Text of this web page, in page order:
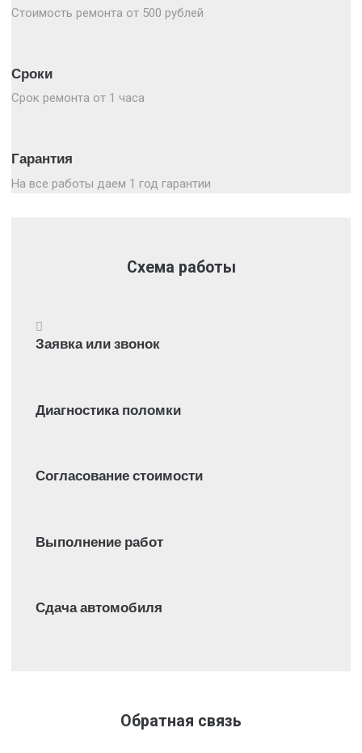
Стоимость ремонта от 500 рублей
Сроки
Срок ремонта от 1 часа
Гарантия
На все работы даем 1 год гарантии
Схема работы
Заявка или звонок
Диагностика поломки
Согласование стоимости
Выполнение работ
Сдача автомобиля
Обратная связь